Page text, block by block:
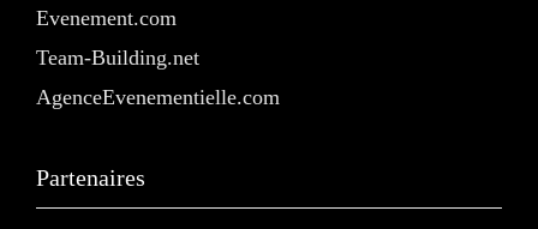
Evenement.com
Team-Building.net
AgenceEvenementielle.com
Partenaires